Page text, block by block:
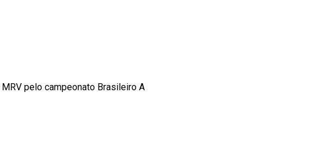
pelo campeonato Brasileiro A